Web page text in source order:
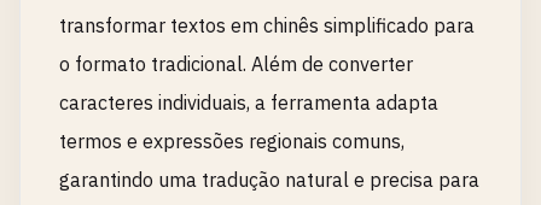
transformar textos em chinês simplificado para
o formato tradicional. Além de converter
caracteres individuais, a ferramenta adapta
termos e expressões regionais comuns,
garantindo uma tradução natural e precisa para